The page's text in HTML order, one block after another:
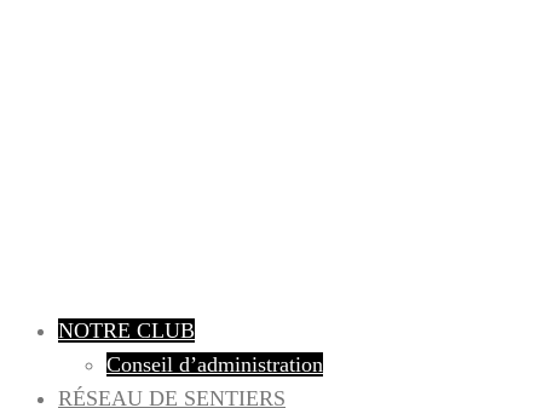
BLANC
NOTRE CLUB
Conseil d’administration
RÉSEAU DE SENTIERS